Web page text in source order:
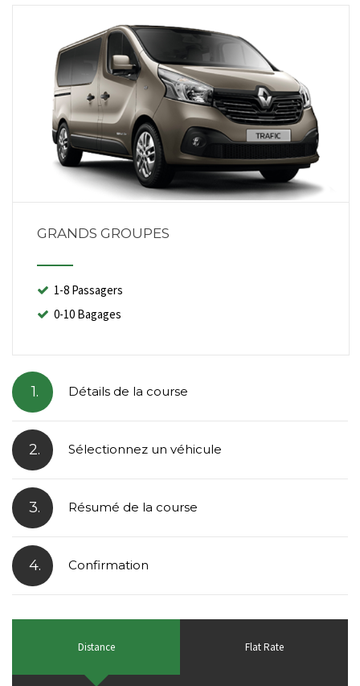
GRANDS GROUPES
1-8 Passagers
0-10 Bagages
1. Détails de la course
2. Sélectionnez un véhicule
3. Résumé de la course
4. Confirmation
Distance Flat Rate